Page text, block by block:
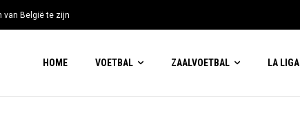
van België te zijn
HOME VOETBAL ZAALVOETBAL LA LIGA